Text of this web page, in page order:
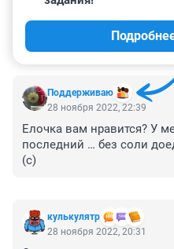
Елка красивая, но зачем
двух огромных елей? Со
не видно только
самая история. Со
монументы из рабочих и
Оперного -наполовину
по моему льда. И только
увидеть и посмотреть
метров поставить хотя
было видно со всех
и было.
Поддерживаю
28 ноября 2022, 22:39
Елочка вам нравится? У
последний … без соли
(с)
кулькулятр
28 ноября 2022, 20:31